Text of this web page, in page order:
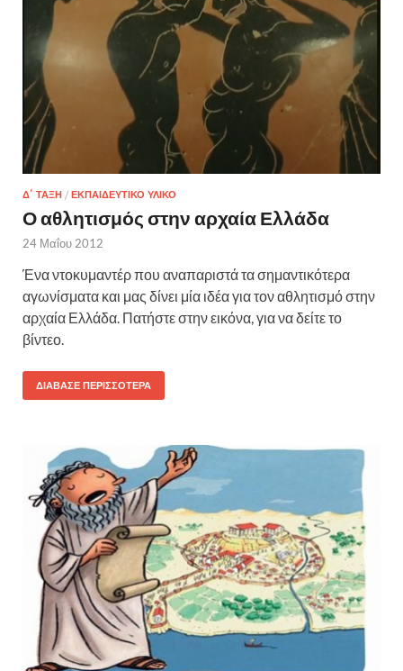
Δ΄ ΤΆΞΗ / ΕΚΠΑΙΔΕΥΤΙΚΌ ΥΛΙΚΌ
Ο αθλητισμός στην αρχαία Ελλάδα
24 Μαΐου 2012
Ένα ντοκυμαντέρ που αναπαριστά τα σημαντικότερα
αγωνίσματα και μας δίνει μία ιδέα για τον αθλητισμό στην
αρχαία Ελλάδα. Πατήστε στην εικόνα, για να δείτε το
βίντεο.
ΔΙΆΒΑΣΕ ΠΕΡΙΣΣΌΤΕΡΑ